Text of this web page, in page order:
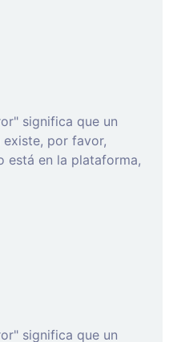
significa que un
por favor,
está en la plataforma,
significa que un